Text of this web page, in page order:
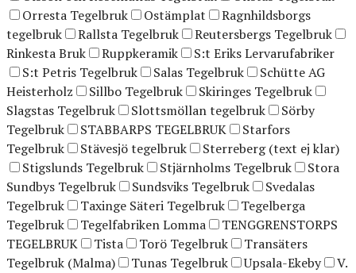
Orresta Tegelbruk
Ostämplat
Ragnhildsborgs
tegelbruk
Rallsta Tegelbruk
Reutersbergs Tegelbruk
Rinkesta Bruk
Ruppkeramik
S:t Eriks Lervarufabriker
S:t Petris Tegelbruk
Salas Tegelbruk
Schütte AG
Heisterholz
Sillbo Tegelbruk
Skiringes Tegelbruk
Slagstas Tegelbruk
Slottsmöllan tegelbruk
Sörby
Tegelbruk
STABBARPS TEGELBRUK
Starfors
Tegelbruk
Stävesjö tegelbruk
Sterreberg (text ej klar)
Stigslunds Tegelbruk
Stjärnholms Tegelbruk
Stora
Sundbys Tegelbruk
Sundsviks Tegelbruk
Svedalas
Tegelbruk
Taxinge Säteri Tegelbruk
Tegelberga
Tegelbruk
Tegelfabriken Lomma
TENGGRENSTORPS
TEGELBRUK
Tista Torö Tegelbruk
Transäters
Tegelbruk (Malma)
Tunas Tegelbruk Upsala-Ekeby
V.